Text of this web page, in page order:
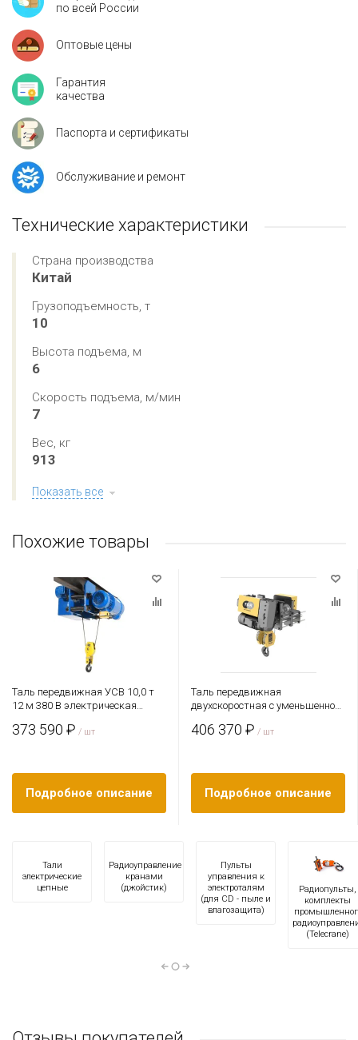
по всей России
Оптовые цены
Гарантия
качества
Паспорта и сертификаты
Обслуживание и ремонт
Технические характеристики
Страна производства
Китай
Грузоподъемность, т
10
Высота подъема, м
6
Скорость подъема, м/мин
7
Вес, кг
913
Показать все
Похожие товары
Таль передвижная УСВ 10,0 т
12 м 380 В электрическая
373 590 ₽ / шт
Подробное описание
Таль передвижная
двухскоростная с уменьшенной
2/1 380В электрическая
406 370 ₽ / шт
Подробное описание
Тали
электрические
цепные
Радиоуправление
кранами
(джойстик)
Пульты
управления к
электроталям
(для CD - пыле и
влагозащита)
Радиопульты,
комплекты
(Telecrane)